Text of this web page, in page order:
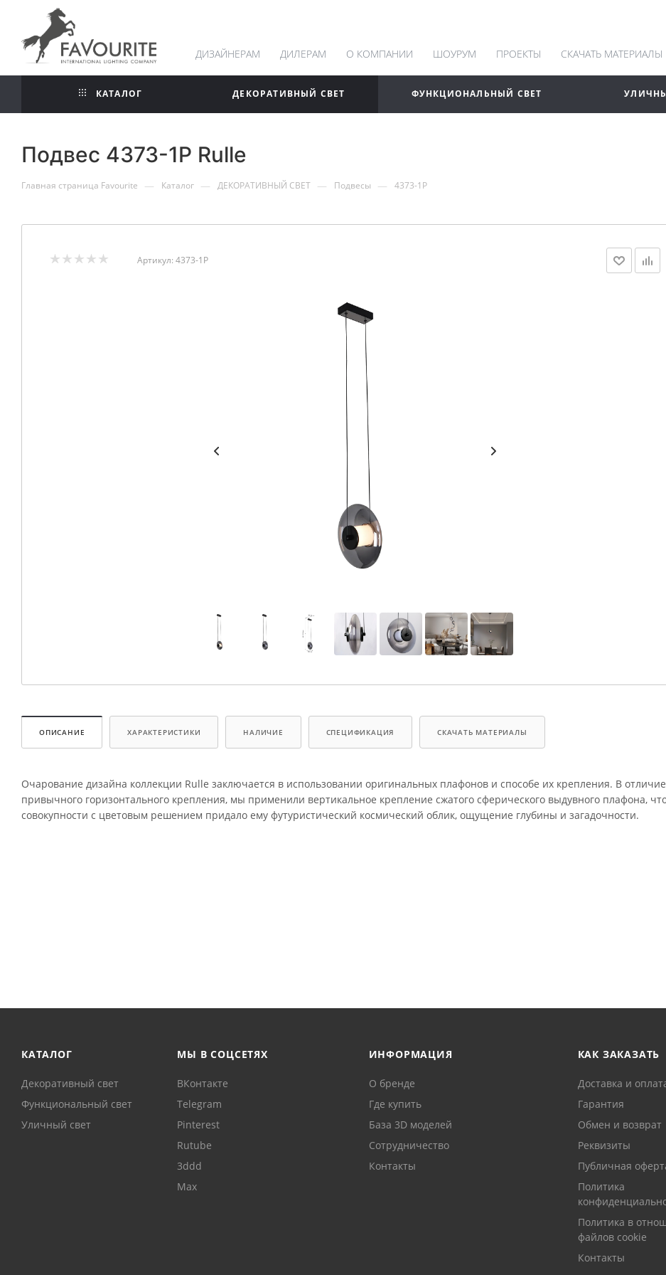
ДИЗАЙНЕРАМ ДИЛЕРАМ О КОМПАНИИ ШОУРУМ ПРОЕКТЫ СКАЧАТЬ МАТЕРИАЛЫ
КАТАЛОГ ДЕКОРАТИВНЫЙ СВЕТ ФУНКЦИОНАЛЬНЫЙ СВЕТ
Подвес 4373-1P Rulle
Главная страница Favourite — Каталог — ДЕКОРАТИВНЫЙ СВЕТ — Подвесы — 4373-1P
Артикул: 4373-1P
ОПИСАНИЕ ХАРАКТЕРИСТИКИ НАЛИЧИЕ СПЕЦИФИКАЦИЯ СКАЧАТЬ МАТЕРИАЛЫ
Очарование дизайна коллекции Rulle заключается в использовании оригинальных плафонов и способе их крепления. В
привычного горизонтального крепления, мы применили вертикальное крепление сжатого сферического выдувного плафона,
совокупности с цветовым решением придало ему футуристический космический облик, ощущение глубины и загадочности.
КАТАЛОГ
Декоративный свет
Функциональный свет
Уличный свет
МЫ В СОЦСЕТЯХ
ВКонтакте
Telegram
Pinterest
Rutube
3ddd
Max
ИНФОРМАЦИЯ
О бренде
Где купить
База 3D моделей
Сотрудничество
Контакты
КАК ЗАКАЗАТЬ
Доставка и
Гарантия
Обмен и возврат
Реквизиты
Публичная
Политика
Политика в
файлов cookie
Контакты